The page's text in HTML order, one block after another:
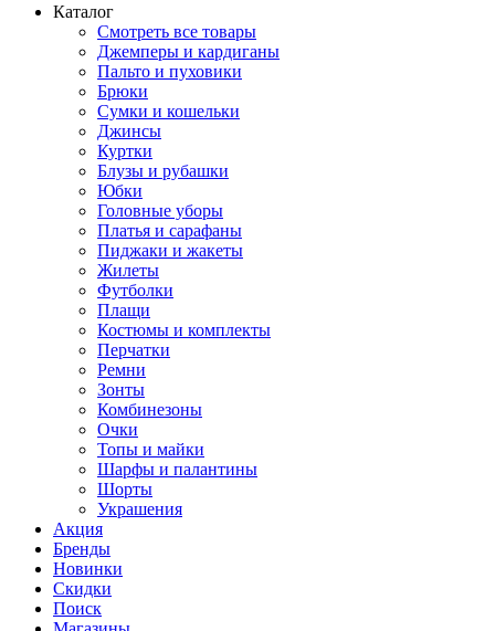
Каталог
Смотреть все товары
Джемперы и кардиганы
Пальто и пуховики
Брюки
Сумки и кошельки
Джинсы
Куртки
Блузы и рубашки
Юбки
Головные уборы
Платья и сарафаны
Пиджаки и жакеты
Жилеты
Футболки
Плащи
Костюмы и комплекты
Перчатки
Ремни
Зонты
Комбинезоны
Очки
Топы и майки
Шарфы и палантины
Шорты
Украшения
Акция
Бренды
Новинки
Скидки
Поиск